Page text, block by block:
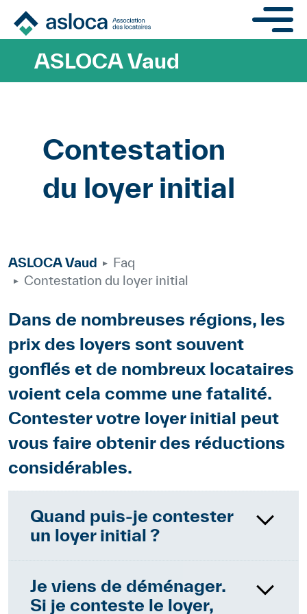
Aller au contenu
ASLOCA Vaud
Contestation
du loyer initial
ASLOCA Vaud
Faq
Contestation du loyer initial
Body
Dans de nombreuses régions, les
prix des loyers sont souvent
gonflés et de nombreux locataires
voient cela comme une fatalité.
Contester votre loyer initial peut
vous faire obtenir des réductions
considérables.
Quand puis-je contester
un loyer initial ?
nouveaux locataires
Je viens de déménager.
Si je conteste le loyer,